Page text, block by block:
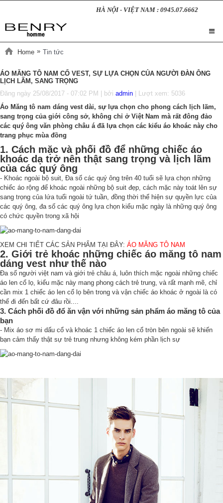
HÀ NỘI - VIỆT NAM : 0945.07.6662
Home » Tin tức
ÁO MĂNG TÔ NAM CỔ VEST, SỰ LỰA CHỌN CỦA NGƯỜI ĐÀN ÔNG
LỊCH LÃM, SANG TRỌNG
Đăng ngày 25/08/2017 - 07:02 PM | bởi admin | Lượt xem: 5036
Áo Măng tô nam dáng vest dài, sự lựa chọn cho phong cách lịch lãm,
sang trọng của giới công sở, không chỉ ở Việt Nam mà rất đông đảo
các quý ông văn phòng châu á đã lựa chọn các kiểu áo khoác này cho
trang phục mùa đồng
1. Cách mặc và phối đồ để những chiếc áo
khoác dạ trở nên thật sang trọng và lịch lãm
của các quý ông
- Khoác ngoài bộ suit, Đa số các quý ông trên 40 tuổi sẽ lựa chọn những
chiếc áo rộng để khoác ngoài những bộ suit đẹp, cách mặc này toát lên sự
sang trọng của lứa tuổi ngoài tứ tuần, đồng thời thể hiện sự quyền lực của
các quý ông, đa số các quý ông lựa chọn kiểu mặc ngày là những quý ông
có chức quyền trong xã hội
XEM CHI TIẾT CÁC SẢN PHẨM TẠI ĐÂY: ÁO MĂNG TÔ NAM
2. Giới trẻ khoác những chiếc áo măng tô nam
dáng vest như thế nào
Đa số người việt nam và giới trẻ châu á, luôn thích mặc ngoài những chiếc
áo len cổ lọ, kiểu mặc này mang phong cách trẻ trung, và rất mạnh mẽ, chỉ
cần mix 1 chiếc áo len cổ lọ bên trong và vận chiếc áo khoác ở ngoài là có
thể đi đến bất cứ đâu rồi....
3. Cách phối đồ đổ ăn vận với những sản phẩm áo măng tô của
bạn
- Mix áo sơ mi dấu cổ và khoác 1 chiếc áo len cổ tròn bên ngoài sẽ khiến
bạn cảm thấy thật sự trẻ trung nhưng không kém phần lịch sự